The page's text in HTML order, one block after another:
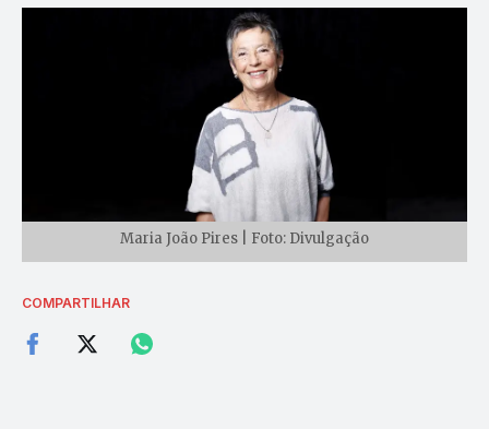
Maria João Pires | Foto: Divulgação
COMPARTILHAR